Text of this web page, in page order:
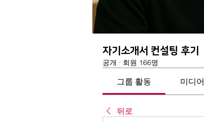
자기소개서 컨설팅 후기
공개 · 회원 166명
그룹 활동 미디어
뒤로